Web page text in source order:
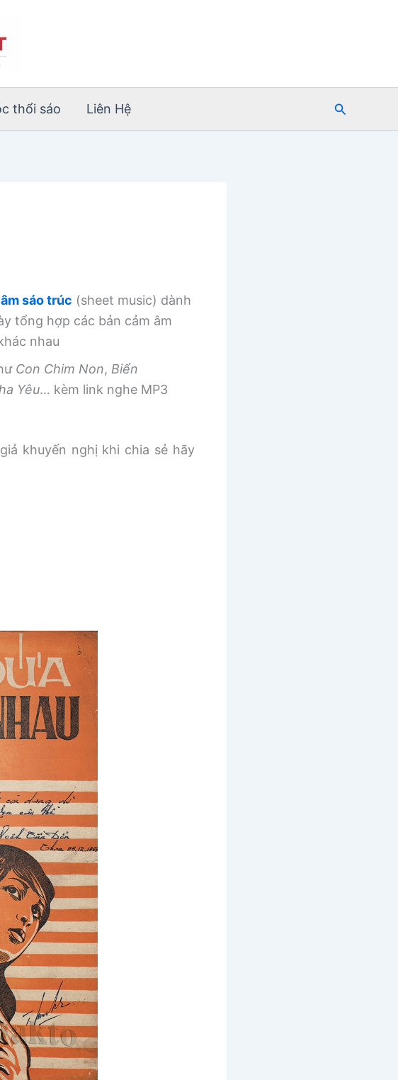
thổi sáo Liên Hệ
Tìm
sáo trúc (sheet music) dành
tổng hợp các bản cảm âm
nhau
Con Chim Non, Biển
Yêu… kèm link nghe MP3
khuyến nghị khi chia sẻ hãy